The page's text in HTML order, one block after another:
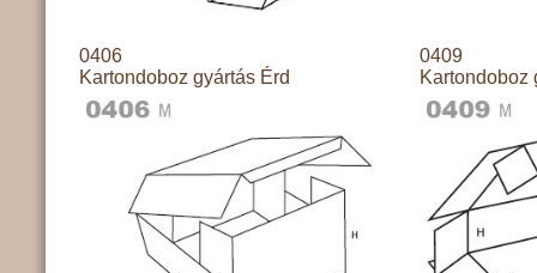
0406
Kartondoboz gyártás Érd
0409
Kartondoboz